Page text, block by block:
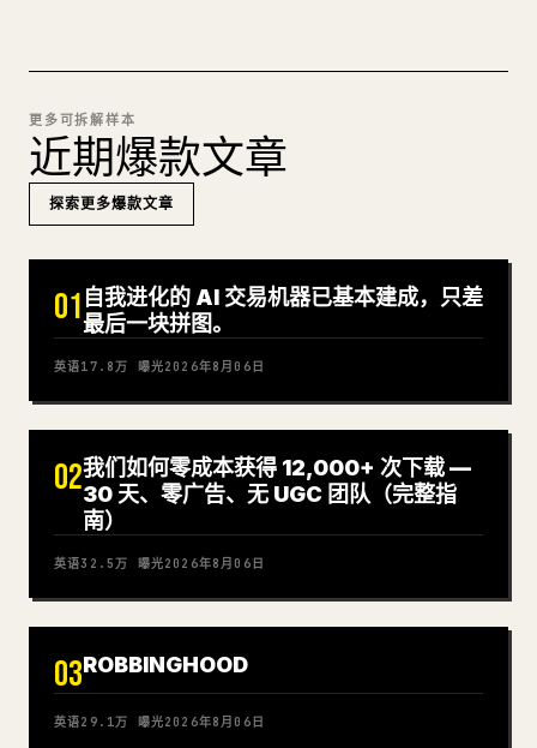
更多可拆解样本
近期爆款文章
探索更多爆款文章
01 自我进化的 AI 交易机器已基本建成，只差
最后一块拼图。
英语17.8万 曝光2026年8月06日
02我们如何零成本获得 12,000+ 次下载 —
30 天、零广告、无 UGC 团队（完整指
南）
英语32.5万 曝光2026年8月06日
03ROBBINGHOOD
英语29.1万 曝光2026年8月06日